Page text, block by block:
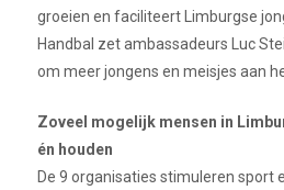
groeien en faciliteert Limburgse
Handbal zet ambassadeurs Luc
om meer jongens en meisjes aan
Zoveel mogelijk mensen in
én houden
De 9 organisaties stimuleren sport